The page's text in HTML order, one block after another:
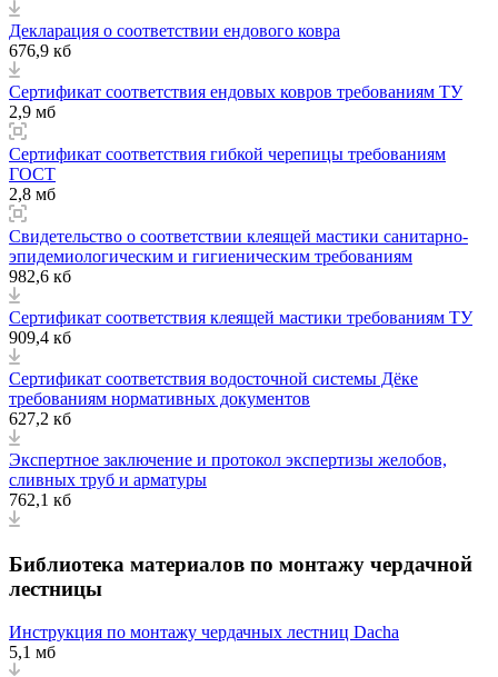
Декларация о соответствии ендового ковра
676,9 кб
Сертификат соответствия ендовых ковров требованиям ТУ
2,9 мб
Сертификат соответствия гибкой черепицы требованиям
ГОСТ
2,8 мб
Свидетельство о соответствии клеящей мастики санитарно-
эпидемиологическим и гигиеническим требованиям
982,6 кб
Сертификат соответствия клеящей мастики требованиям ТУ
909,4 кб
Сертификат соответствия водосточной системы Дёке
требованиям нормативных документов
627,2 кб
Экспертное заключение и протокол экспертизы желобов,
сливных труб и арматуры
762,1 кб
Библиотека материалов по монтажу чердачной
лестницы
Инструкция по монтажу чердачных лестниц Dacha
5,1 мб